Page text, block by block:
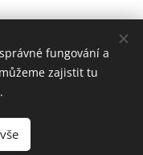
fungování a
zajistit tu